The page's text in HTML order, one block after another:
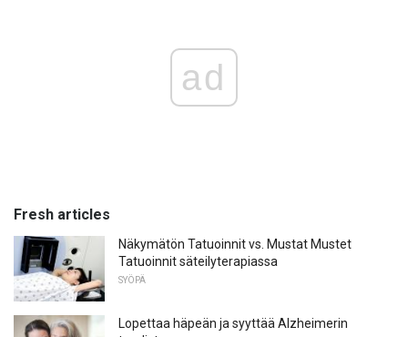
ad
Fresh articles
Näkymätön Tatuoinnit vs. Mustat Mustet
Tatuoinnit säteilyterapiassa
SYÖPÄ
Lopettaa häpeän ja syyttää Alzheimerin